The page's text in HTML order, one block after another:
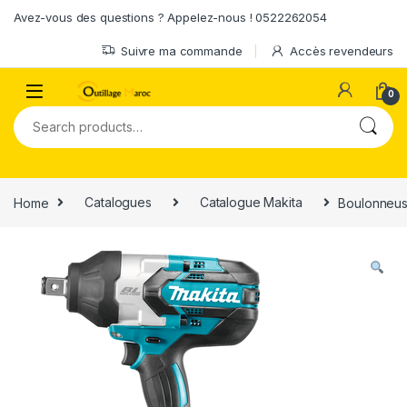
Avez-vous des questions ? Appelez-nous ! 0522262054
Suivre ma commande Accès revendeurs
0
Search for:
Home Catalogues Catalogue Makita